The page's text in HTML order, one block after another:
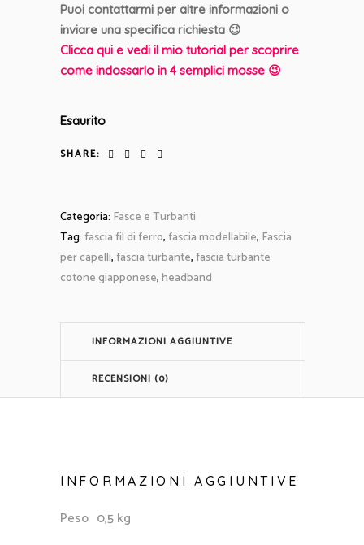
Puoi contattarmi per altre informazioni o
inviare una specifica richiesta 😉
Clicca qui e vedi il mio tutorial per scoprire
come indossarlo in 4 semplici mosse 😉
Esaurito
SHARE:
Categoria: Fasce e Turbanti
Tag:fascia fil di ferro,fascia modellabile, Fascia
per capelli,fascia turbante,fascia turbante
cotone giapponese,headband
INFORMAZIONI AGGIUNTIVE
RECENSIONI (0)
INFORMAZIONI AGGIUNTIVE
Peso 0,5 kg